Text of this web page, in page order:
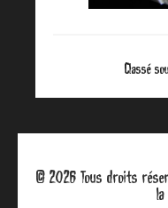
Classé
© 2026 Tous droits